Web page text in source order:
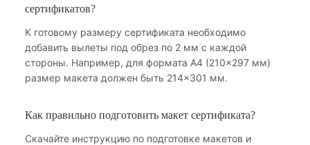
сертификатов?
К готовому размеру сертификата необходимо
добавить вылеты под обрез по 2 мм с каждой
стороны. Например, для формата А4 (210×297 мм)
размер макета должен быть 214×301 мм.
Как правильно подготовить макет сертификата?
Скачайте инструкцию по подготовке макетов и